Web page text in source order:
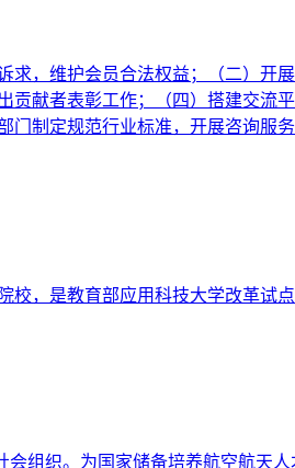
，维护会员合法权益；（二）开
献者表彰工作；（四）搭建交
制定规范行业标准，开展咨询服
，是教育部应用科技大学改革试
组织。为国家储备培养航空航天